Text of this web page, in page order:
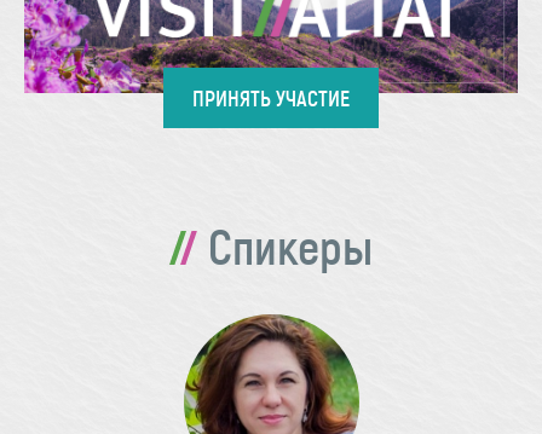
ПРИНЯТЬ УЧАСТИЕ
Спикеры